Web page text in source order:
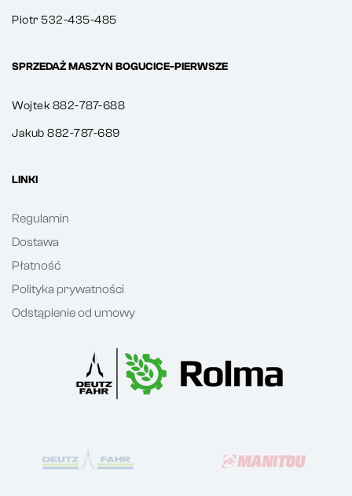
Piotr 532-435-485
SPRZEDAŻ MASZYN BOGUCICE-PIERWSZE
Wojtek 882-787-688
Jakub 882-787-689
LINKI
Regulamin
Dostawa
Płatność
Polityka prywatności
Odstąpienie od umowy